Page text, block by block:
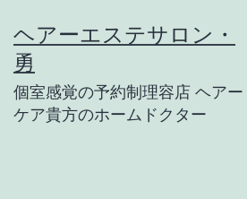
ン
テ
ン
ヘアーエステサロン・
勇
個室感覚の予約制理容店 ヘアー
ケア貴方のホームドクター